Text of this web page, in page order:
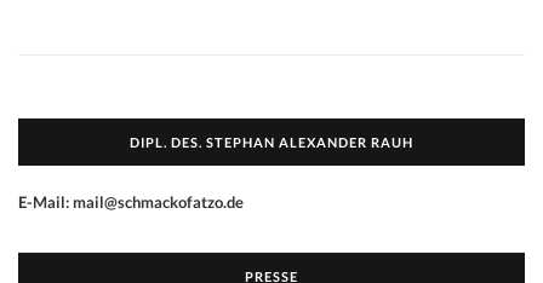
DIPL. DES. STEPHAN ALEXANDER RAUH
E-Mail: mail@schmackofatzo.de
PRESSE